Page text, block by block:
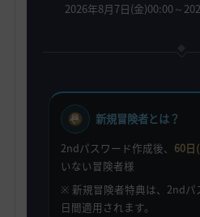
2026年8月7日(金)00:00～
新規冒険者とは？
2ndパスワード作成後、 60日
いない冒険者様
※ 新規冒険者特典は、2ndパ
日間適用されます。